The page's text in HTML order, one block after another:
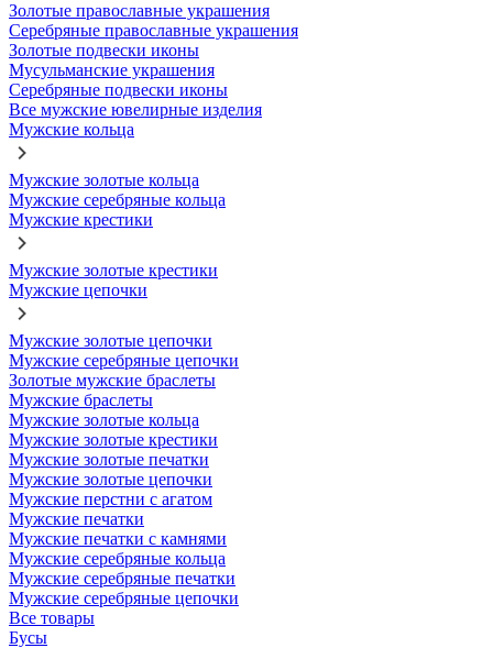
Золотые православные украшения
Серебряные православные украшения
Золотые подвески иконы
Мусульманские украшения
Серебряные подвески иконы
Все мужские ювелирные изделия
Мужские кольца
Мужские золотые кольца
Мужские серебряные кольца
Мужские крестики
Мужские золотые крестики
Мужские цепочки
Мужские золотые цепочки
Мужские серебряные цепочки
Золотые мужские браслеты
Мужские браслеты
Мужские золотые кольца
Мужские золотые крестики
Мужские золотые печатки
Мужские золотые цепочки
Мужские перстни с агатом
Мужские печатки
Мужские печатки с камнями
Мужские серебряные кольца
Мужские серебряные печатки
Мужские серебряные цепочки
Все товары
Бусы